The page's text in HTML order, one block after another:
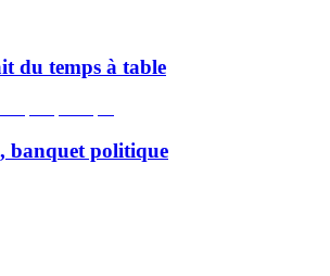
du temps à table
banquet politique